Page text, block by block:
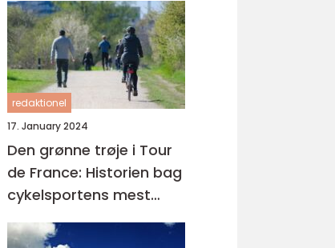
redaktionel
17. January 2024
Den grønne trøje i Tour
de France: Historien bag
cykelsportens mest
eftertragtede pris